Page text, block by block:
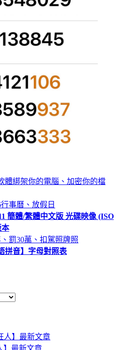
體綁架你的電腦、加密你的檔
事曆、放假日
簡體/繁體中文版 光碟映像 (ISO
本
罰30萬、扣駕照牌照
拼音】字母對照表